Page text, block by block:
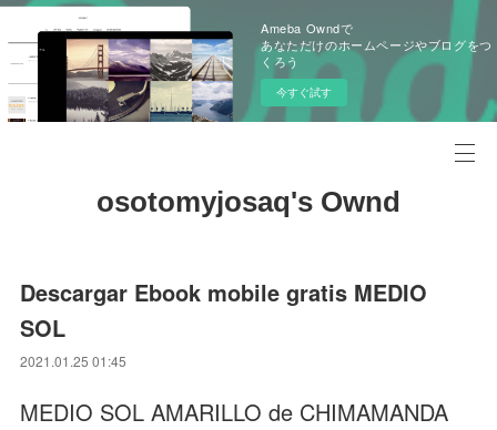
Ameba Owndで
あなただけのホームページやブログをつ
くろう
今すぐ試す
osotomyjosaq's Ownd
Descargar Ebook mobile gratis MEDIO
SOL
2021.01.25 01:45
MEDIO SOL AMARILLO de CHIMAMANDA